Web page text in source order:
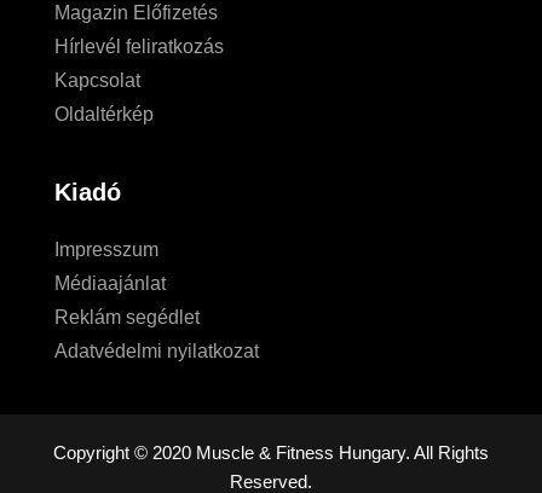
Magazin Előfizetés
Hírlevél feliratkozás
Kapcsolat
Oldaltérkép
Kiadó
Impresszum
Médiaajánlat
Reklám segédlet
Adatvédelmi nyilatkozat
Copyright © 2020 Muscle & Fitness Hungary. All Rights
Reserved.